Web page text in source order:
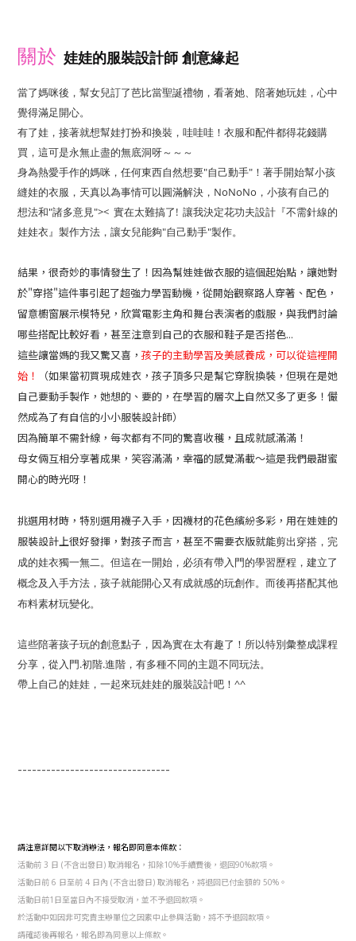
關於 娃娃的服裝設計師 創意緣起
當了媽咪後，幫女兒訂了芭比當聖誕禮物，看著她、陪著她玩娃，心中
覺得滿足開心。
有了娃，接著就想幫娃打扮和換裝，哇哇哇！衣服和配件都得花錢購
買，這可是永無止盡的無底洞呀～～～
身為熱愛手作的媽咪，任何東西自然想要"自己動手"！ 著手開始幫小孩
縫娃的衣服，天真以為事情可以圓滿解決，NoNoNo，小孩有自己的
想法和"諸多意見">< 實在太難搞了! 讓我決定花功夫設計『不需針線的
娃娃衣』製作方法，讓女兒能夠"自己動手"製作。
結果，很奇妙的事情發生了！因為幫娃娃做衣服的這個起始點，讓她對
於"穿搭"這件事引起了超強力學習動機，從開始觀察路人穿著、配色，
留意櫥窗展示模特兒，欣賞電影主角和舞台表演者的戲服，與我們討論
哪些搭配比較好看，甚至注意到自己的衣服和鞋子是否搭色...
這些讓當媽的我又驚又喜，孩子的主動學習及美感養成，可以從這裡開
始！
（如果當初買現成娃衣，孩子頂多只是幫它穿脫換裝，但現在是她
自己要動手製作，她想的、要的，在學習的層次上自然又多了更多！儼
然成為了有自信的小小服裝設計師）
因為簡單不需針線，每次都有不同的驚喜收穫，且成就感滿滿！
母女倆互相分享著成果，笑容滿滿，幸福的感覺滿載～這是我們最甜蜜
開心的時光呀！
挑選用材時，特別選用襪子入手，因襪材的花色繽紛多彩，用在娃娃的
服裝設計上很好發揮，對孩子而言，甚至不需要衣版就能剪出穿搭，完
成的娃衣獨一無二。但這在一開始，必須有帶入門的學習歷程，建立了
概念及入手方法 ，孩子就能開心又有成就感的玩創作。而後再搭配其他
布料素材玩變化。
這些陪著孩子玩的創意點子，因為實在太有趣了！所以特別彙整成課程
分享，從入門.初階.進階，有多種不同的主題不同玩法。
帶上自己的娃娃，一起來玩娃娃的服裝設計吧！^^
--------------------------------
請注意詳閱以下取消辦法，報名即同意本條款：
活動前 3 日 (不含出發日) 取消報名，扣除10%手續費後，退回90%款項。
活動日前 6 日至前 4 日內 (不含出發日) 取消報名，將退回已付金額的 50%。
活動日前1日至當日內不接受取消，並不予退回款項。
於活動中如因非可究責主辦單位之因素中止參與活動，將不予退回款項。
請確認後再報名，報名即為同意以上條款。